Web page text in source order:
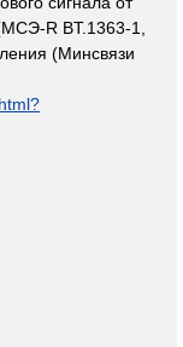
R BT.1363-1,
(Минсвязи